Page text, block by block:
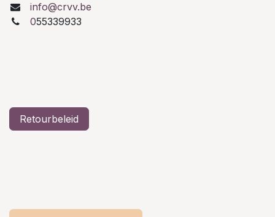
info@crvv.be
055339933
Retourbeleid